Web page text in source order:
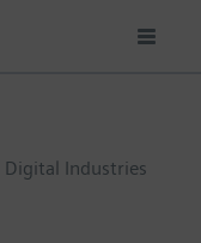
Digital Industries